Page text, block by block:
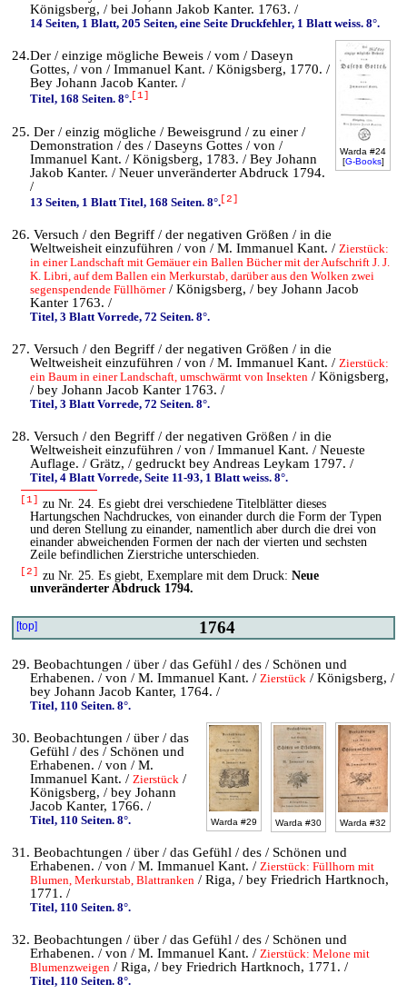
Königsberg, / bei Johann Jakob Kanter. 1763. /
14 Seiten, 1 Blatt, 205 Seiten, eine Seite Druckfehler, 1 Blatt weiss. 8°.
Warda #24
[G-Books]
24.Der / einzige mögliche Beweis / vom / Daseyn
Gottes, / von / Immanuel Kant. / Königsberg, 1770. /
Bey Johann Jacob Kanter. /
Titel, 168 Seiten. 8°. [1]
25. Der / einzig mögliche / Beweisgrund / zu einer /
Demonstration / des / Daseyns Gottes / von /
Immanuel Kant. / Königsberg, 1783. / Bey Johann
Jakob Kanter. / Neuer unveränderter Abdruck 1794.
/
13 Seiten, 1 Blatt Titel, 168 Seiten. 8°.[2]
26. Versuch / den Begriff / der negativen Größen / in die
Weltweisheit einzuführen / von / M. Immanuel Kant. / Zierstück:
in einer Landschaft mit Gemäuer ein Ballen Bücher mit der Aufschrift J. J.
K. Libri, auf dem Ballen ein Merkurstab, darüber aus den Wolken zwei
segenspendende Füllhörner/ Königsberg, / bey Johann Jacob
Kanter 1763. /
Titel, 3 Blatt Vorrede, 72 Seiten. 8°.
27. Versuch / den Begriff / der negativen Größen / in die
Weltweisheit einzuführen / von / M. Immanuel Kant. / Zierstück:
ein Baum in einer Landschaft, umschwärmt von Insekten / Königsberg,
/ bey Johann Jacob Kanter 1763. /
Titel, 3 Blatt Vorrede, 72 Seiten. 8°.
28. Versuch / den Begriff / der negativen Größen / in die
Weltweisheit einzuführen / von / Immanuel Kant. / Neueste
Auflage. / Grätz, / gedruckt bey Andreas Leykam 1797. /
Titel, 4 Blatt Vorrede, Seite 11-93, 1 Blatt weiss. 8°.
[1] zu Nr. 24. Es giebt drei verschiedene Titelblätter dieses
Hartungschen Nachdruckes, von einander durch die Form der Typen
und deren Stellung zu einander, namentlich aber durch die drei von
einander abweichenden Formen der nach der vierten und sechsten
Zeile befindlichen Zierstriche unterschieden.
[2] zu Nr. 25. Es giebt, Exemplare mit dem Druck: Neue
unveränderter Abdruck 1794.
[top] 1764
29. Beobachtungen / über / das Gefühl / des / Schönen und
Erhabenen. / von / M. Immanuel Kant. / Zierstück / Königsberg, /
bey Johann Jacob Kanter, 1764. /
Titel, 110 Seiten. 8°.
Warda #32
Warda #30
Warda #29
30. Beobachtungen / über / das
Gefühl / des / Schönen und
Erhabenen. / von / M.
Immanuel Kant. / Zierstück /
Königsberg, / bey Johann
Jacob Kanter, 1766. /
Titel, 110 Seiten. 8°.
31. Beobachtungen / über / das Gefühl / des / Schönen und
Erhabenen. / von / M. Immanuel Kant. / Zierstück: Füllhorn mit
Blumen, Merkurstab, Blattranken / Riga, / bey Friedrich Hartknoch,
1771. /
Titel, 110 Seiten. 8°.
32. Beobachtungen / über / das Gefühl / des / Schönen und
Erhabenen. / von / M. Immanuel Kant. / Zierstück: Melone mit
Blumenzweigen / Riga, / bey Friedrich Hartknoch, 1771. /
Titel, 110 Seiten. 8°.